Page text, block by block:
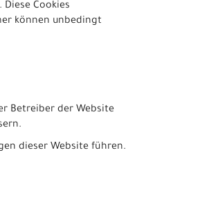
Cookies
können unbedingt
Betreiber der Website
dieser Website führen.